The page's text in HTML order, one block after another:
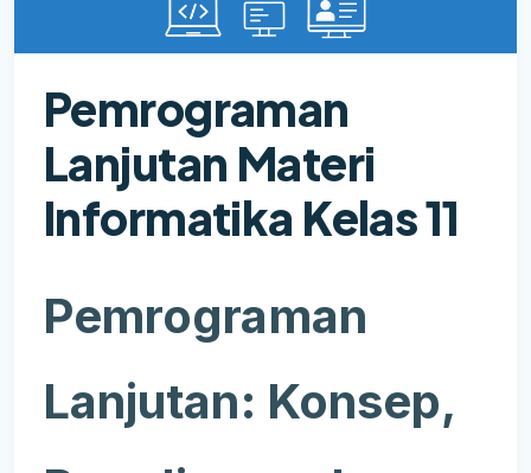
Pemrograman
Lanjutan Materi
Informatika Kelas 11
Pemrograman
Lanjutan: Konsep,